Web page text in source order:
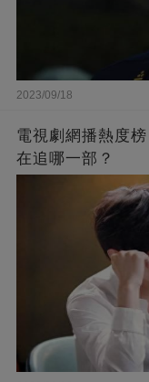
2023/09/18
電視劇網播熱度
在追哪一部？